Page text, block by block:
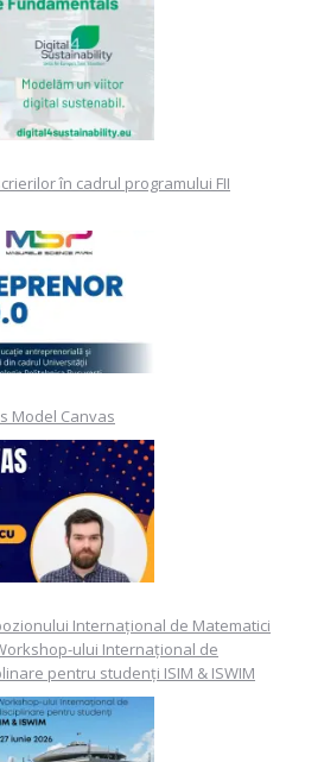
în cadrul programului FII
Model Canvas
Internațional de Matematici
ului Internațional de
pentru studenți ISIM & ISWIM